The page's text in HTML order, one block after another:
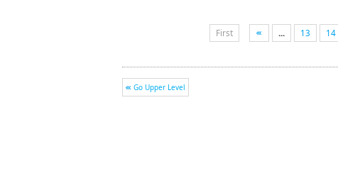
First ... 13 14
Go Upper Level